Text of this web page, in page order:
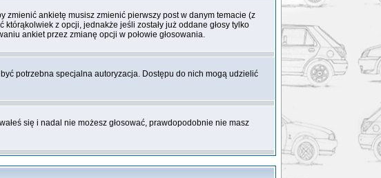
zmienić ankietę musisz zmienić pierwszy post w danym temacie (z
z opcji, jednakże jeśli zostały już oddane głosy tylko
ankiet przez zmianę opcji w połowie głosowania.
potrzebna specjalna autoryzacja. Dostępu do nich mogą udzielić
się i nadal nie możesz głosować, prawdopodobnie nie masz